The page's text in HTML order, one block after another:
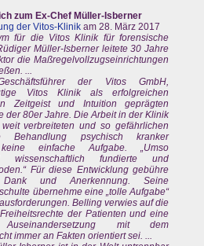
zum Ex-Chef Müller-Isberner
der Vitos-Klinik am 28. März 2017
für die Vitos Klinik für forensische
Müller-Isberner leitete 30 Jahre
die Maßregelvollzugseinrichtungen
...
der Vitos GmbH,
Vitos Klinik als erfolgreichen
Zeitgeist und Intuition geprägten
der 80er Jahre. Die Arbeit in der Klinik
verbreiteten und so gefährlichen
Behandlung psychisch kranker
einfache Aufgabe. „Umso
wissenschaftlich fundierte und
Für diese Entwicklung gebühre
und Anerkennung. Seine
übernehme eine „tolle Aufgabe“
Belling verwies auf die
der Patienten und eine
mit dem
immer an Fakten orientiert sei. ...